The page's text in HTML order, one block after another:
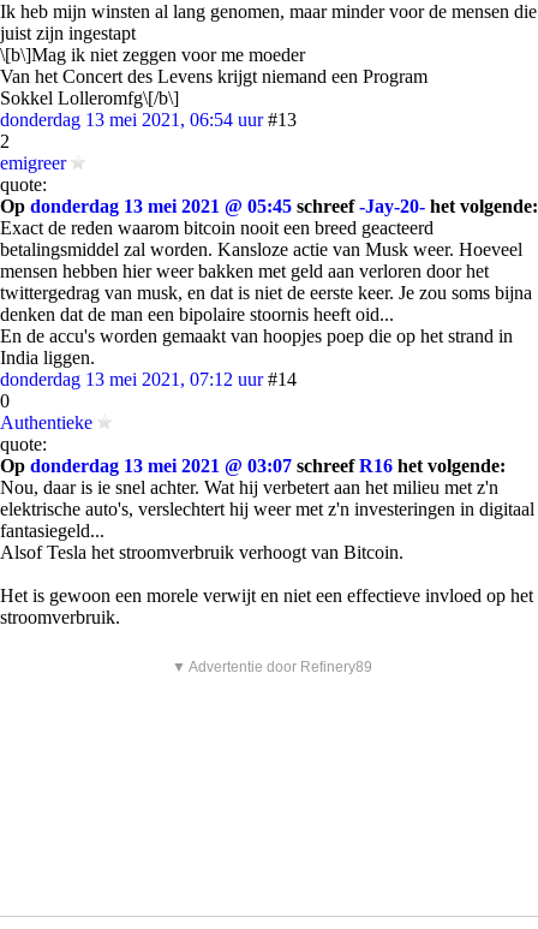
Ik heb mijn winsten al lang genomen, maar minder voor de mensen die
juist zijn ingestapt
\[b\]Mag ik niet zeggen voor me moeder
Van het Concert des Levens krijgt niemand een Program
Sokkel Lolleromfg\[/b\]
donderdag 13 mei 2021, 06:54 uur #13
2
emigreer
quote:
Op donderdag 13 mei 2021 @ 05:45 schreef-Jay-20- het volgende:
Exact de reden waarom bitcoin nooit een breed geacteerd
betalingsmiddel zal worden. Kansloze actie van Musk weer. Hoeveel
mensen hebben hier weer bakken met geld aan verloren door het
twittergedrag van musk, en dat is niet de eerste keer. Je zou soms bijna
denken dat de man een bipolaire stoornis heeft oid...
En de accu's worden gemaakt van hoopjes poep die op het strand in
India liggen.
donderdag 13 mei 2021, 07:12 uur #14
0
Authentieke
quote:
Op donderdag 13 mei 2021 @ 03:07 schreefR16 het volgende:
Nou, daar is ie snel achter. Wat hij verbetert aan het milieu met z'n
elektrische auto's, verslechtert hij weer met z'n investeringen in digitaal
fantasiegeld...
Alsof Tesla het stroomverbruik verhoogt van Bitcoin.
Het is gewoon een morele verwijt en niet een effectieve invloed op het
stroomverbruik.
▼ Advertentie door Refinery89